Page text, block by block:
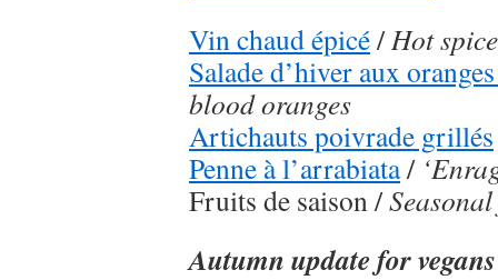
Vin chaud épicé/Hot
Salade d’hiver aux
blood oranges
Artichauts poivrade grillés
Penne à l’arrabiata/
Fruits de saison /
Autumn update for vegans